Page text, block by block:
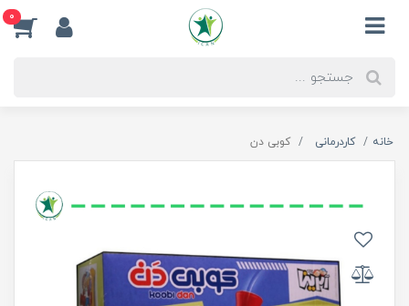
0
خانه کاردرمانی کوبی دن